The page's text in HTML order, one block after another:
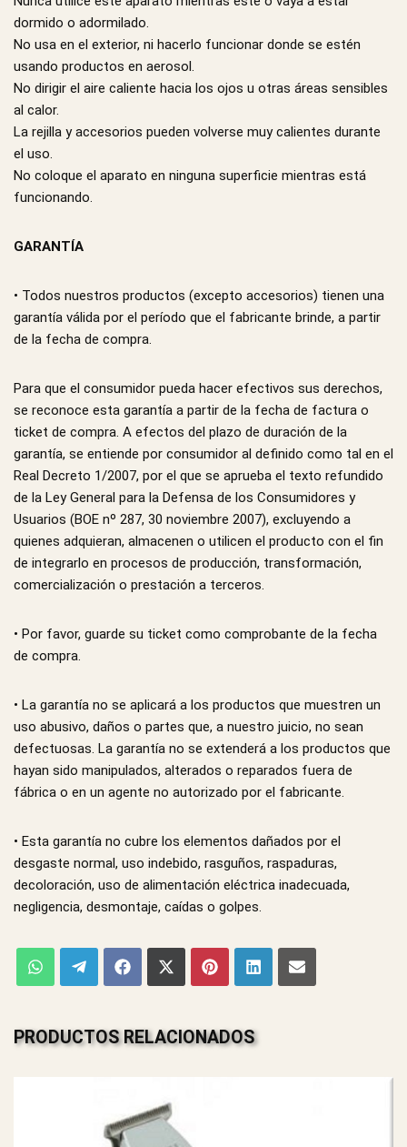
dormido o adormilado.
No usa en el exterior, ni hacerlo funcionar donde se estén
usando productos en aerosol.
No dirigir el aire caliente hacia los ojos u otras áreas sensibles
al calor.
La rejilla y accesorios pueden volverse muy calientes durante
el uso.
No coloque el aparato en ninguna superficie mientras está
funcionando.
GARANTÍA
• Todos nuestros productos (excepto accesorios) tienen una
garantía válida por el período que el fabricante brinde, a partir
de la fecha de compra.
Para que el consumidor pueda hacer efectivos sus derechos,
se reconoce esta garantía a partir de la fecha de factura o
ticket de compra. A efectos del plazo de duración de la
garantía, se entiende por consumidor al definido como tal en el
Real Decreto 1/2007, por el que se aprueba el texto refundido
de la Ley General para la Defensa de los Consumidores y
Usuarios (BOE nº 287, 30 noviembre 2007), excluyendo a
quienes adquieran, almacenen o utilicen el producto con el fin
de integrarlo en procesos de producción, transformación,
comercialización o prestación a terceros.
• Por favor, guarde su ticket como comprobante de la fecha
de compra.
• La garantía no se aplicará a los productos que muestren un
uso abusivo, daños o partes que, a nuestro juicio, no sean
defectuosas. La garantía no se extenderá a los productos que
hayan sido manipulados, alterados o reparados fuera de
fábrica o en un agente no autorizado por el fabricante.
• Esta garantía no cubre los elementos dañados por el
desgaste normal, uso indebido, rasguños, raspaduras,
decoloración, uso de alimentación eléctrica inadecuada,
negligencia, desmontaje, caídas o golpes.
PRODUCTOS RELACIONADOS